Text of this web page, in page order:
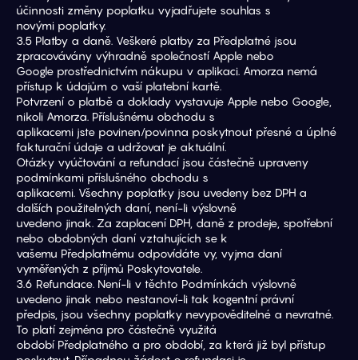
účinnosti změny poplatku vyjadřujete souhlas s
novými poplatky.
3.5 Platby a daně. Veškeré platby za Předplatné jsou
zpracovávány výhradně společností Apple nebo
Google prostřednictvím nákupu v aplikaci. Amorza nemá
přístup k údajům o vaší platební kartě.
Potvrzení o platbě a doklady vystavuje Apple nebo Google,
nikoli Amorza. Příslušnému obchodu s
aplikacemi jste povinen/povinna poskytnout přesné a úplné
fakturační údaje a udržovat je aktuální.
Otázky vyúčtování a refundací jsou částečně upraveny
podmínkami příslušného obchodu s
aplikacemi. Všechny poplatky jsou uvedeny bez DPH a
dalších použitelných daní, není-li výslovně
uvedeno jinak. Za zaplacení DPH, daně z prodeje, spotřební
nebo obdobných daní vztahujících se k
vašemu Předplatnému odpovídáte vy, vyjma daní
vyměřených z příjmů Poskytovatele.
3.6 Refundace. Není-li v těchto Podmínkách výslovně
uvedeno jinak nebo nestanoví-li tak kogentní právní
předpis, jsou všechny poplatky nevypověditelné a nevratné.
To platí zejména pro částečně využitá
období Předplatného a pro období, za která již byl přístup